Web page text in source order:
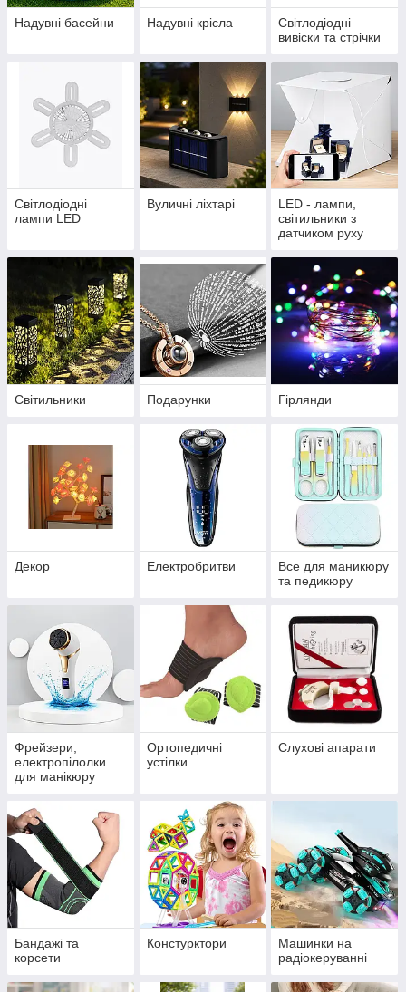
Надувні басейни Надувні крісла
Світлодіодні
вивіски та стрічки
Світлодіодні
лампи LED
Вуличні ліхтарі
LED - лампи,
світильники з
датчиком руху
Світильники Подарунки Гірлянди
Декор Електробритви
Все для маникюру
та педикюру
Фрейзери,
електропілолки
для манікюру
Ортопедичні
устілки
Слухові апарати
Бандажі та
корсети
Констурктори
Машинки на
радіокеруванні